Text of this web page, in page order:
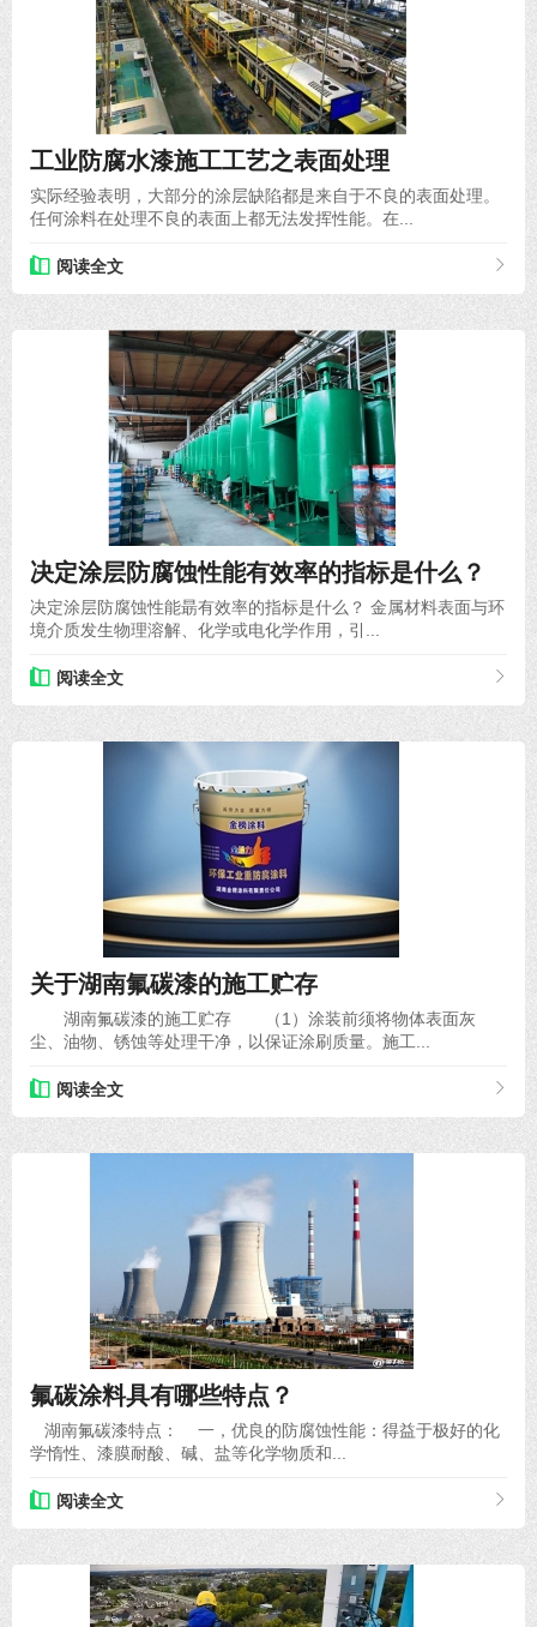
工业防腐水漆施工工艺之表面处理
实际经验表明，大部分的涂层缺陷都是来自于不良的表面处理。
任何涂料在处理不良的表面上都无法发挥性能。在...
阅读全文
决定涂层防腐蚀性能有效率的指标是什么？
决定涂层防腐蚀性能朂有效率的指标是什么？ 金属材料表面与环
境介质发生物理溶解、化学或电化学作用，引...
阅读全文
关于湖南氟碳漆的施工贮存
湖南氟碳漆的施工贮存 （1）涂装前须将物体表面灰
尘、油物、锈蚀等处理干净，以保证涂刷质量。施工...
阅读全文
氟碳涂料具有哪些特点？
湖南氟碳漆特点： 一，优良的防腐蚀性能：得益于极好的化
学惰性、漆膜耐酸、碱、盐等化学物质和...
阅读全文